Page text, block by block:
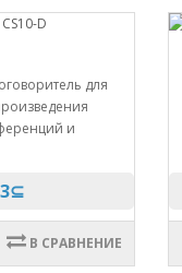
для
и
В СРАВНЕНИЕ